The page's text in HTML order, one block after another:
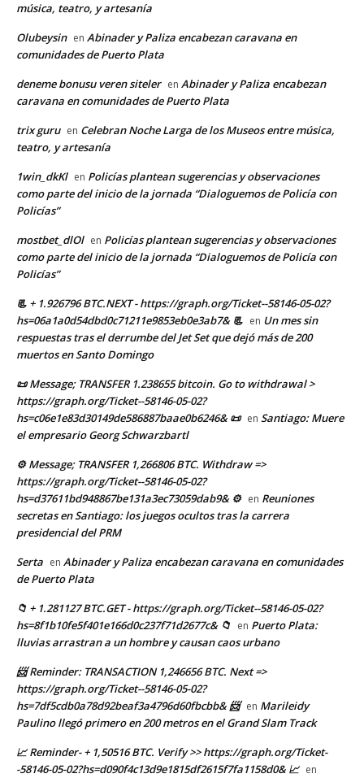
música, teatro, y artesanía
Olubeysin en Abinader y Paliza encabezan caravana en
comunidades de Puerto Plata
deneme bonusu veren siteler en Abinader y Paliza encabezan
caravana en comunidades de Puerto Plata
trix guru en Celebran Noche Larga de los Museos entre música,
teatro, y artesanía
1win_dkKl en Policías plantean sugerencias y observaciones
como parte del inicio de la jornada “Dialoguemos de Policía con
Policías”
mostbet_dlOl en Policías plantean sugerencias y observaciones
como parte del inicio de la jornada “Dialoguemos de Policía con
Policías”
📃 + 1.926796 BTC.NEXT - https://graph.org/Ticket--58146-05-02?
hs=06a1a0d54dbd0c71211e9853eb0e3ab7& 📃 en Un mes sin
respuestas tras el derrumbe del Jet Set que dejó más de 200
muertos en Santo Domingo
📜 Message; TRANSFER 1.238655 bitcoin. Go to withdrawal >
https://graph.org/Ticket--58146-05-02?
hs=c06e1e83d30149de586887baae0b6246& 📜 en Santiago: Muere
el empresario Georg Schwarzbartl
⚙ Message; TRANSFER 1,266806 BTC. Withdraw =>
https://graph.org/Ticket--58146-05-02?
hs=d37611bd948867be131a3ec73059dab9& ⚙ en Reuniones
secretas en Santiago: los juegos ocultos tras la carrera
presidencial del PRM
Serta en Abinader y Paliza encabezan caravana en comunidades
de Puerto Plata
📁 + 1.281127 BTC.GET - https://graph.org/Ticket--58146-05-02?
hs=8f1b10fe5f401e166d0c237f71d2677c& 📁 en Puerto Plata:
lluvias arrastran a un hombre y causan caos urbano
📨 Reminder: TRANSACTION 1,246656 BTC. Next =>
https://graph.org/Ticket--58146-05-02?
hs=7df5cdb0a78d92beaf3a4796d60fbcbb& 📨 en Marileidy
Paulino llegó primero en 200 metros en el Grand Slam Track
📈 Reminder- + 1,50516 BTC. Verify >> https://graph.org/Ticket-
-58146-05-02?hs=d090f4c13d9e1815df2615f7fa1158d0& 📈 en